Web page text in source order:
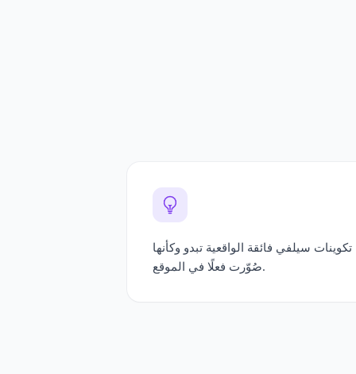
تكوينات سيلفي فائقة الواقعية تبدو وكأنها
صُوّرت فعلًا في الموقع.